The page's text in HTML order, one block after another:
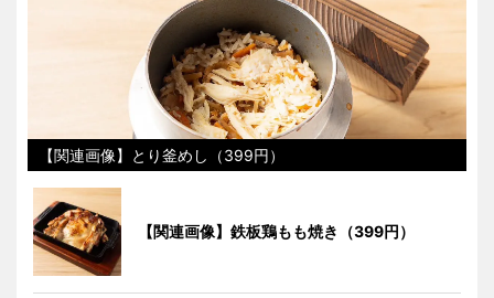
【関連画像】とり釜めし（399円）
【関連画像】鉄板鶏もも焼き（399円）